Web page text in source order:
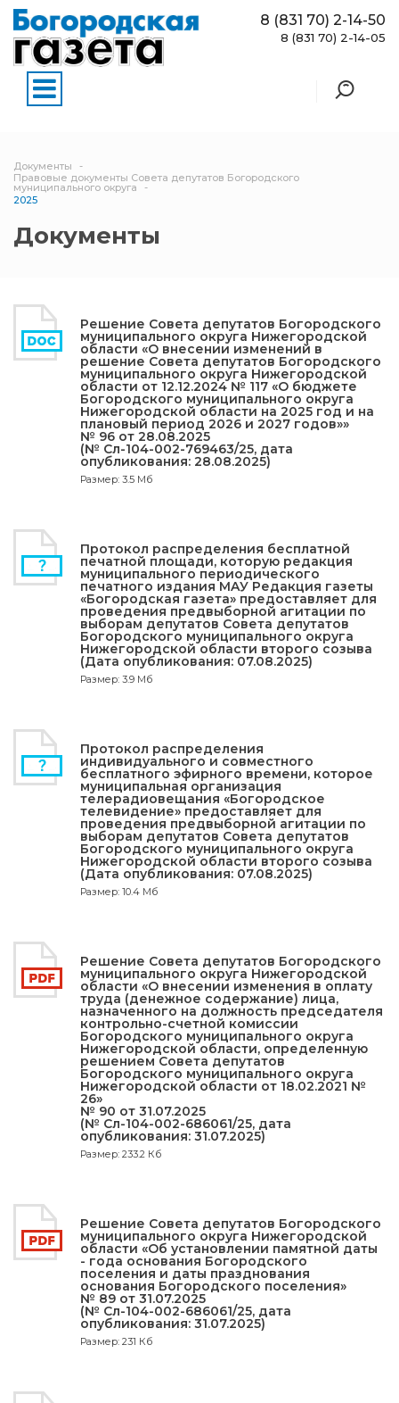
8 (831 70) 2-14-50
8 (831 70) 2-14-05
Документы
Правовые документы Совета депутатов Богородского
муниципального округа
2025
Документы
Решение Совета депутатов Богородского
муниципального округа Нижегородской
области «О внесении изменений в
решение Совета депутатов Богородского
муниципального округа Нижегородской
области от 12.12.2024 № 117 «О бюджете
Богородского муниципального округа
Нижегородской области на 2025 год и на
плановый период 2026 и 2027 годов»»
№ 96 от 28.08.2025
(№ Сл-104-002-769463/25, дата
опубликования: 28.08.2025)
Размер: 3.5 Мб
Протокол распределения бесплатной
печатной площади, которую редакция
муниципального периодического
печатного издания МAУ Редакция газеты
«Богородская газета» предоставляет для
проведения предвыборной агитации по
выборам депутатов Совета депутатов
Богородского муниципального округа
Нижегородской области второго созыва
(Дата опубликования: 07.08.2025)
Размер: 3.9 Мб
Протокол распределения
индивидуального и совместного
бесплатного эфирного времени, которое
муниципальная организация
телерадиовещания «Богородское
телевидение» предоставляет для
проведения предвыборной агитации по
выборам депутатов Совета депутатов
Богородского муниципального округа
Нижегородской области второго созыва
(Дата опубликования: 07.08.2025)
Размер: 10.4 Мб
Решение Совета депутатов Богородского
муниципального округа Нижегородской
области «О внесении изменения в оплату
труда (денежное содержание) лица,
назначенного на должность председателя
контрольно-счетной комиссии
Богородского муниципального округа
Нижегородской области, определенную
решением Совета депутатов
Богородского муниципального округа
Нижегородской области от 18.02.2021 №
26»
№ 90 от 31.07.2025
(№ Сл-104-002-686061/25, дата
опубликования: 31.07.2025)
Размер: 233.2 Кб
Решение Совета депутатов Богородского
муниципального округа Нижегородской
области «Об установлении памятной даты
- года основания Богородского
поселения и даты празднования
основания Богородского поселения»
№ 89 от 31.07.2025
(№ Сл-104-002-686061/25, дата
опубликования: 31.07.2025)
Размер: 231 Кб